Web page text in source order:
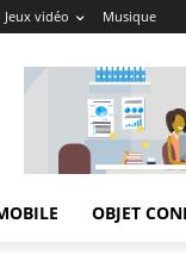
Jeux vidéo Musique
OBJET